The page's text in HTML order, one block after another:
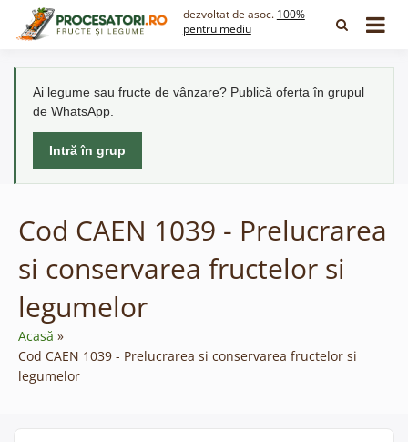
dezvoltat de asoc. 100%
pentru mediu
Ai legume sau fructe de vânzare? Publică oferta în grupul
de WhatsApp.
Intră în grup
Cod CAEN 1039 - Prelucrarea
si conservarea fructelor si
legumelor
Acasă
Cod CAEN 1039 - Prelucrarea si conservarea fructelor si
legumelor